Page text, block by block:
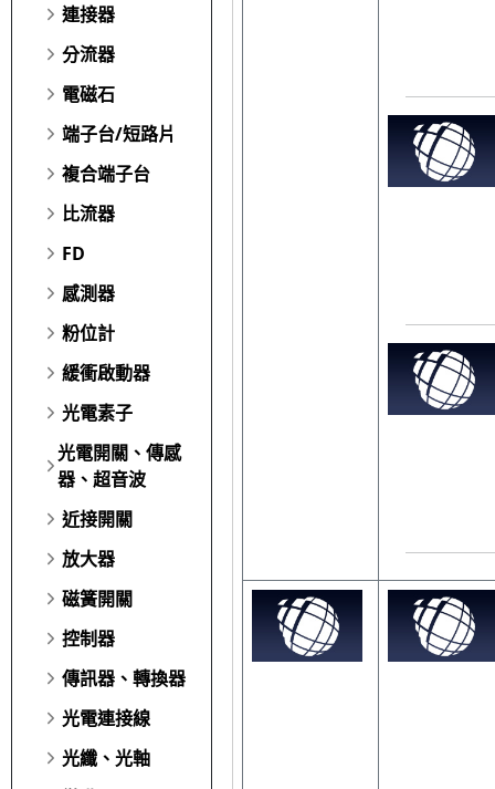
連接器
分流器
電磁石
端子台/短路片
複合端子台
比流器
FD
感測器
粉位計
緩衝啟動器
光電素子
光電開關、傳感
器、超音波
近接開關
放大器
磁簧開關
控制器
傳訊器、轉換器
光電連接線
光纖、光軸